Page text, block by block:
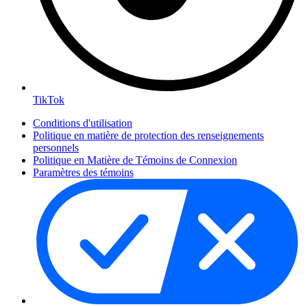
TikTok
Conditions d'utilisation
Politique en matière de protection des renseignements
personnels
Politique en Matière de Témoins de Connexion
Paramètres des témoins